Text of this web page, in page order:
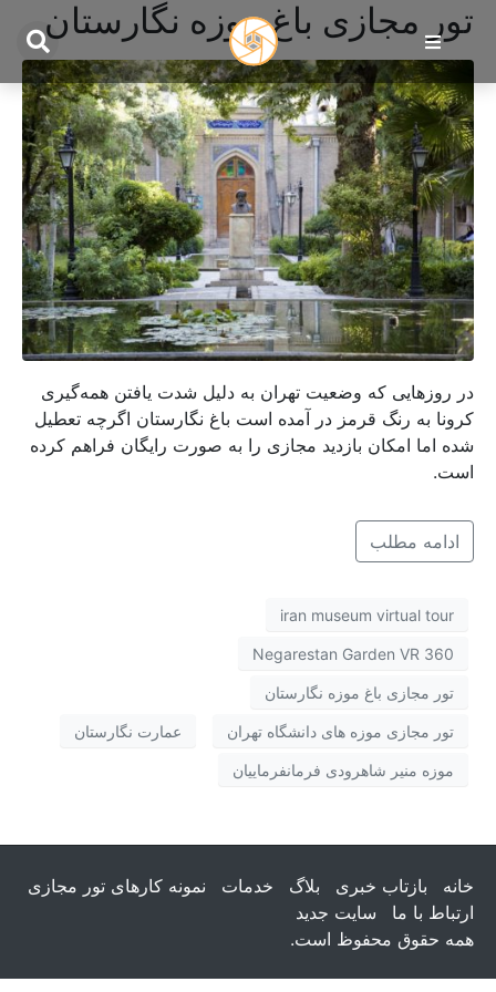
تور مجازی باغ موزه نگارستان
در روزهایی که وضعیت تهران به دلیل شدت یافتن همه‌گیری
کرونا به رنگ قرمز در آمده است باغ نگارستان اگرچه تعطیل
شده اما امکان بازدید مجازی را به صورت رایگان فراهم کرده
است.
ادامه مطلب
iran museum virtual tour
Negarestan Garden VR 360
تور مجازی باغ موزه نگارستان
تور مجازی موزه های دانشگاه تهران عمارت نگارستان
موزه منیر شاهرودی فرمانفرماییان
خانه بازتاب خبری بلاگ خدمات
نمونه کارهای تور مجازی
ارتباط با ما
سایت جدید
همه حقوق محفوظ است.